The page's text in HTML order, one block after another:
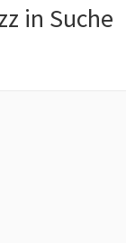
in Suche